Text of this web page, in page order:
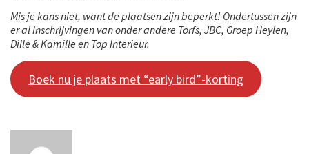
Mis je kans niet, want de plaatsen zijn beperkt! Ondertussen zijn
er al inschrijvingen van onder andere Torfs, JBC, Groep Heylen,
Dille & Kamille en Top Interieur.
Boek nu je plaats met “early bird”-korting